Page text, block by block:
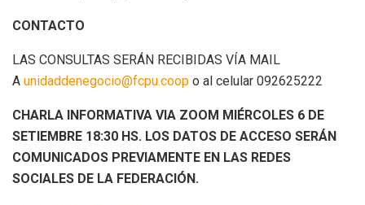
CONTACTO
LAS CONSULTAS SERÁN RECIBIDAS VÍA MAIL
A unidaddenegocio@fcpu.coop o al celular 092625222
CHARLA INFORMATIVA VIA ZOOM MIÉRCOLES 6 DE
SETIEMBRE 18:30 HS. LOS DATOS DE ACCESO SERÁN
COMUNICADOS PREVIAMENTE EN LAS REDES
SOCIALES DE LA FEDERACIÓN.